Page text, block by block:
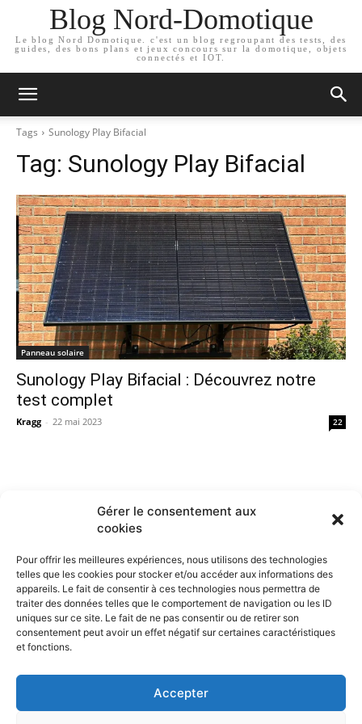
Gérer le consentement aux
cookies
Pour offrir les meilleures expériences, nous utilisons des technologies
telles que les cookies pour stocker et/ou accéder aux informations des
appareils. Le fait de consentir à ces technologies nous permettra de
traiter des données telles que le comportement de navigation ou les ID
uniques sur ce site. Le fait de ne pas consentir ou de retirer son
consentement peut avoir un effet négatif sur certaines caractéristiques
et fonctions.
Accepter
Blog Nord-Domotique
Le blog Nord Domotique. c'est un blog regroupant des tests, des
guides, des bons plans et jeux concours sur la domotique, objets
connectés et IOT.
Tags Sunology Play Bifacial
Tag: Sunology Play Bifacial
Panneau solaire
Sunology Play Bifacial : Découvrez notre
test complet
Kragg - 22 mai 2023 22